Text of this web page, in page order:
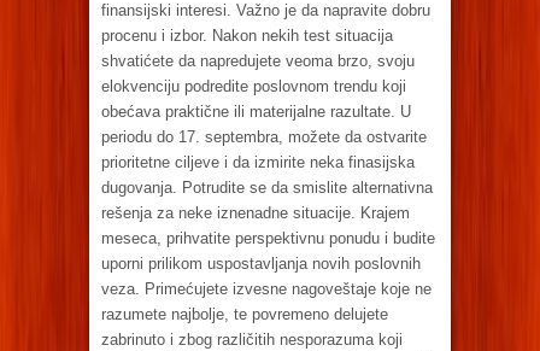
finansijski interesi. Važno je da napravite dobru
procenu i izbor. Nakon nekih test situacija
shvatićete da napredujete veoma brzo, svoju
elokvenciju podredite poslovnom trendu koji
obećava praktične ili materijalne razultate. U
periodu do 17. septembra, možete da ostvarite
prioritetne ciljeve i da izmirite neka finasijska
dugovanja. Potrudite se da smislite alternativna
rešenja za neke iznenadne situacije. Krajem
meseca, prihvatite perspektivnu ponudu i budite
uporni prilikom uspostavljanja novih poslovnih
veza. Primećujete izvesne nagoveštaje koje ne
razumete najbolje, te povremeno delujete
zabrinuto i zbog različitih nesporazuma koji